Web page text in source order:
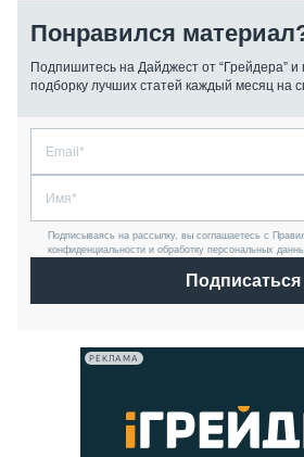
Понравился
Подпишитесь на Дайджест от “Грейдера” и
подборку лучших статей каждый месяц на
Подписываясь на рассылку, вы соглашаетесь с
конфиденциальности и обработку персональных
Подписаться
РЕКЛАМА